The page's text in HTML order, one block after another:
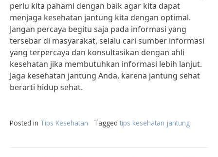
perlu kita pahami dengan baik agar kita dapat
menjaga kesehatan jantung kita dengan optimal.
Jangan percaya begitu saja pada informasi yang
tersebar di masyarakat, selalu cari sumber informasi
yang terpercaya dan konsultasikan dengan ahli
kesehatan jika membutuhkan informasi lebih lanjut.
Jaga kesehatan jantung Anda, karena jantung sehat
berarti hidup sehat.
Posted in Tips Kesehatan Tagged tips kesehatan jantung